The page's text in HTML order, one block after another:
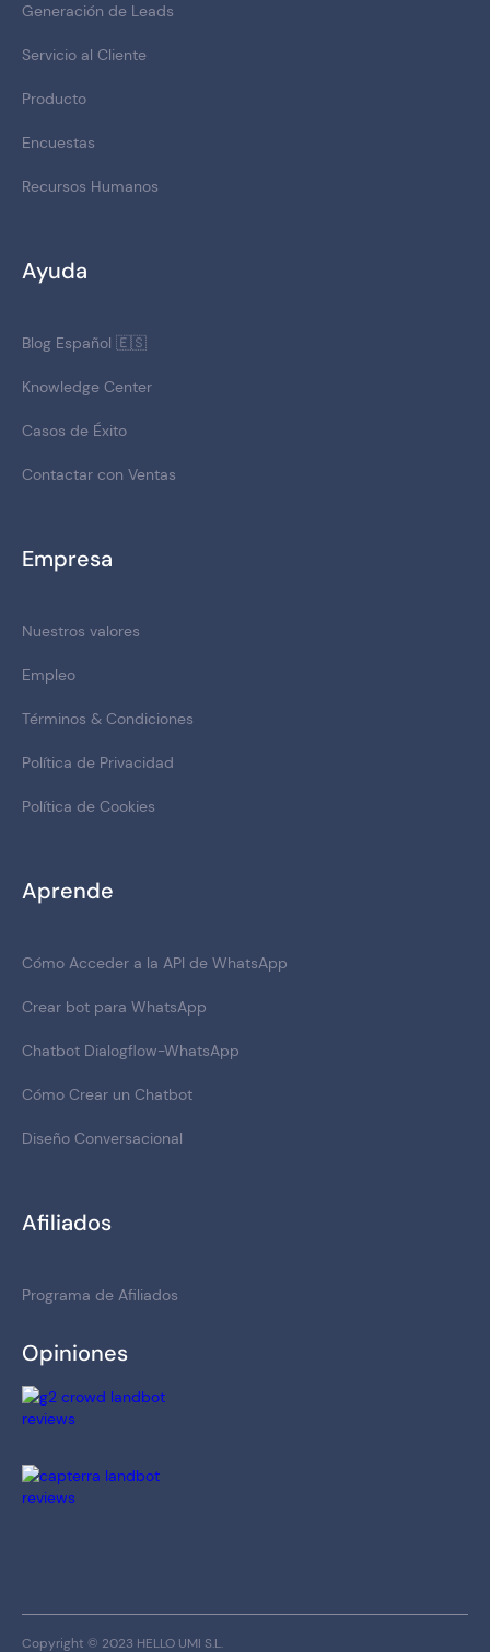
Generación de Leads
Servicio al Cliente
Producto
Encuestas
Recursos Humanos
Ayuda
Blog Español 🇪🇸
Knowledge Center
Casos de Éxito
Contactar con Ventas
Empresa
Nuestros valores
Empleo
Términos & Condiciones
Política de Privacidad
Política de Cookies
Aprende
Cómo Acceder a la API de WhatsApp
Crear bot para WhatsApp
Chatbot Dialogflow-WhatsApp
Cómo Crear un Chatbot
Diseño Conversacional
Afiliados
Programa de Afiliados
Opiniones
Copyright © 2023 HELLO UMI S.L.